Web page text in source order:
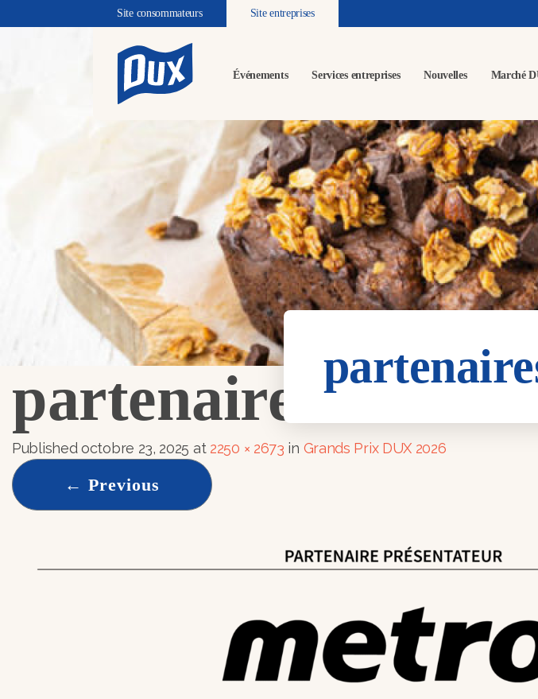
Site consommateurs Site entreprises
Événements Services entreprises Nouvelles Marché
partenaires-GPD-
Publishedoctobre 23, 2025 at 2250 × 2673 in Grands Prix DUX 2026
← Previous